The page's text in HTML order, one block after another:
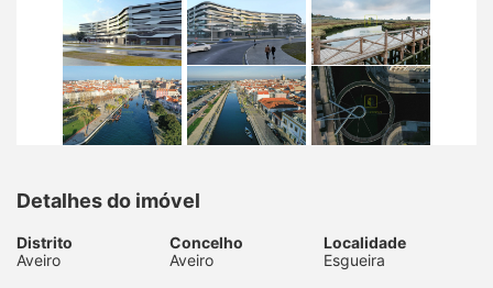
Detalhes do imóvel
Distrito
Aveiro
Concelho
Aveiro
Localidade
Esgueira